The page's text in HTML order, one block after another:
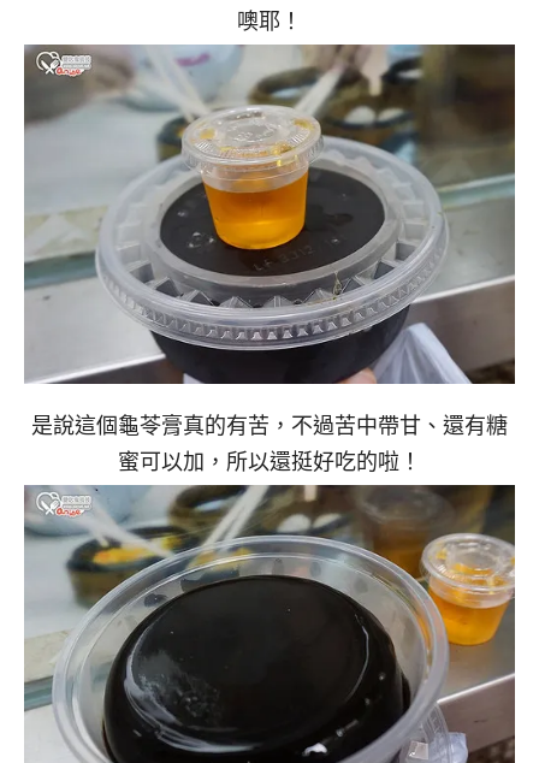
噢耶！
是說這個龜苓膏真的有苦，不過苦中帶甘、還有糖
蜜可以加，所以還挺好吃的啦！